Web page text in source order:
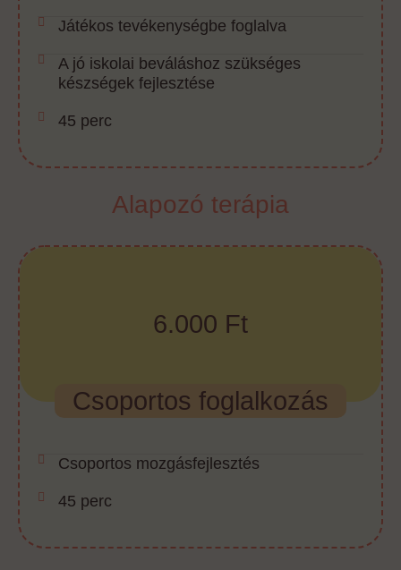
Játékos tevékenységbe foglalva
A jó iskolai beváláshoz szükséges
készségek fejlesztése
45 perc
Alapozó terápia
6.000 Ft
Csoportos foglalkozás
Csoportos mozgásfejlesztés
45 perc